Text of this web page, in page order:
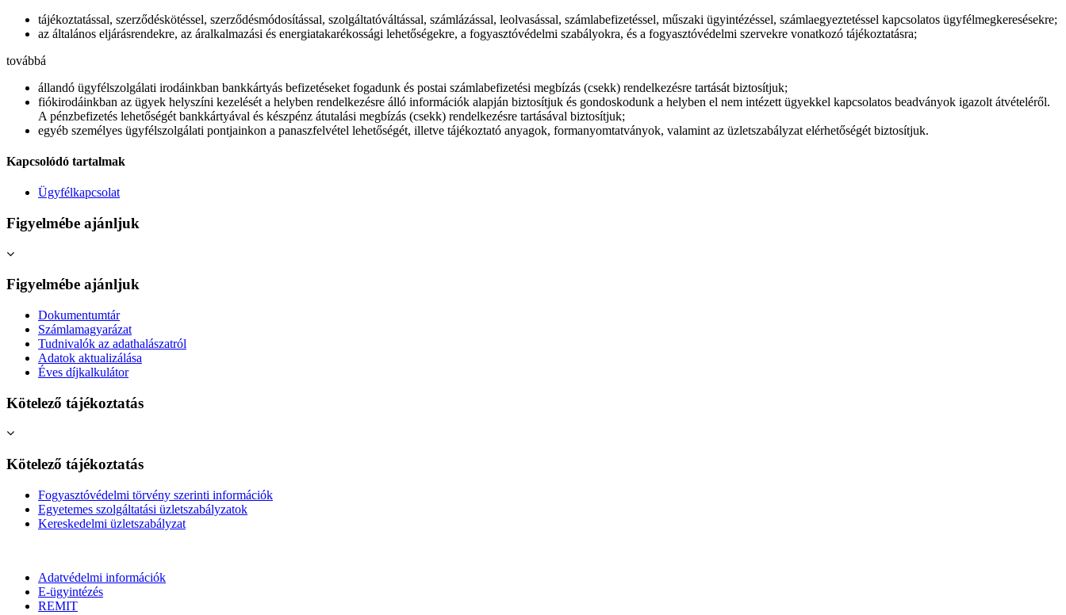
tájékoztatással, szerződéskötéssel, szerződésmódosítással, szolgáltatóváltással, számlázással, leolvasással, számlabefizetéssel, műszaki ügyintézéssel, számlaegyeztetéssel kapcsolatos ügyfélmegkeresésekre;
az általános eljárásrendekre, az áralkalmazási és energiatakarékossági lehetőségekre, a fogyasztóvédelmi szabályokra, és a fogyasztóvédelmi szervekre vonatkozó tájékoztatásra;
továbbá
állandó ügyfélszolgálati irodáinkban bankkártyás befizetéseket fogadunk és postai számlabefizetési megbízás (csekk) rendelkezésre tartását biztosítjuk;
fiókirodáinkban az ügyek helyszíni kezelését a helyben rendelkezésre álló információk alapján biztosítjuk és gondoskodunk a helyben el nem intézett ügyekkel kapcsolatos beadványok igazolt átvételéről.
A pénzbefizetés lehetőségét bankkártyával és készpénz átutalási megbízás (csekk) rendelkezésre tartásával biztosítjuk;
egyéb személyes ügyfélszolgálati pontjainkon a panaszfelvétel lehetőségét, illetve tájékoztató anyagok, formanyomtatványok, valamint az üzletszabályzat elérhetőségét biztosítjuk.
Kapcsolódó tartalmak
Ügyfélkapcsolat
Figyelmébe ajánljuk
Figyelmébe ajánljuk
Dokumentumtár
Számlamagyarázat
Tudnivalók az adathalászatról
Adatok aktualizálása
Éves díjkalkulátor
Kötelező tájékoztatás
Kötelező tájékoztatás
Fogyasztóvédelmi törvény szerinti információk
Egyetemes szolgáltatási üzletszabályzatok
Kereskedelmi üzletszabályzat
Adatvédelmi információk
E-ügyintézés
REMIT